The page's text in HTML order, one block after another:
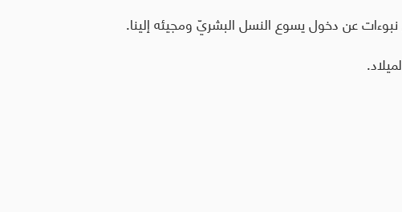
عن دخول يسوع النسل البشريّ ومجيئه إلينا.
.